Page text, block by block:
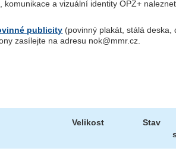
komunikace a vizuální identity OPZ+
publicity (povinný plakát, stálá deska,
zasílejte na adresu nok@mmr.cz.
Velikost Stav